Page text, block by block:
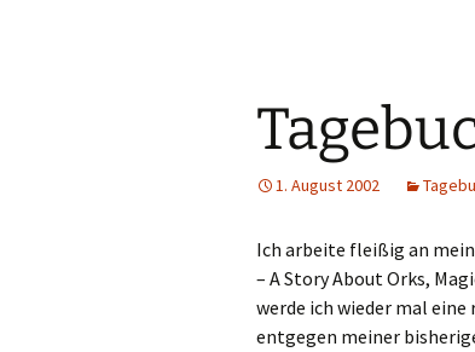
1. August 2002
Ich arbeite fleißig an
– A Story About Orks,
werde ich wieder mal eine
entgegen meiner